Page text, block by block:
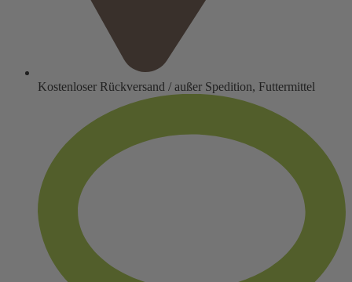
Kostenloser Rückversand / außer Spedition, Futtermittel